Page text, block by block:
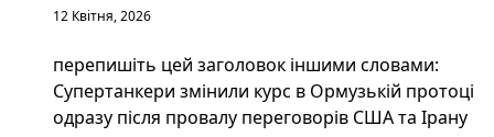
12 Квітня, 2026
перепишіть цей заголовок іншими словами:
Супертанкери змінили курс в Ормузькій протоці
одразу після провалу переговорів США та Ірану